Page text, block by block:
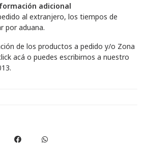
adicional
al extranjero, los tiempos de
por aduana.
de los productos a pedido y/o Zona
acá o puedes escribirnos a nuestro
.